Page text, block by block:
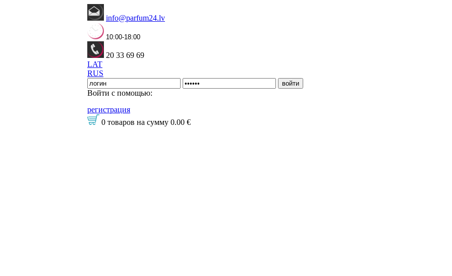
info@parfum24.lv
10:00-18:00
20 33 69 69
LAT
RUS
Войти с помощью:
регистрация
0 товаров на сумму 0.00 €